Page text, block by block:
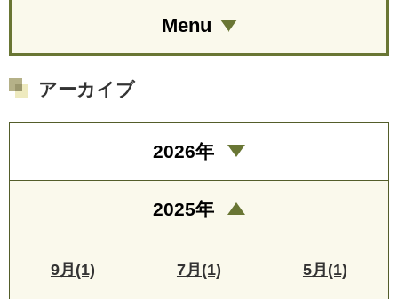
Menu
アーカイブ
2026年
2025年
9月(1) 7月(1) 5月(1)